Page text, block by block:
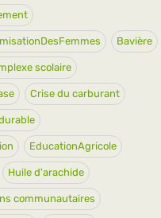
Bavière
scolaire
Crise du carburant
EducationAgricole
Huile d'arachide
communautaires